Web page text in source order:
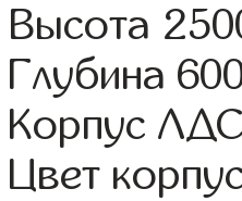
Высота
Глубина
Корпус
Цвет